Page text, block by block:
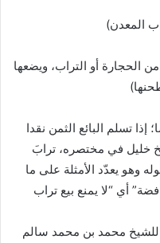
المعدن)
الحجارة أو التراب، ويضعها
تسلم البائع الثمن نقدا
خليل في مختصره، ترابَ
وهو يعدّد الأمثلة على ما
أي “لا يمنع بيع تراب
للشيخ محمد بن محمد سالم